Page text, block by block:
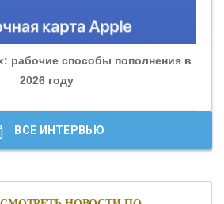
БАНК»
рабочие способы пополнения в
2026 году
ВСЕ ИНТЕРВЬЮ